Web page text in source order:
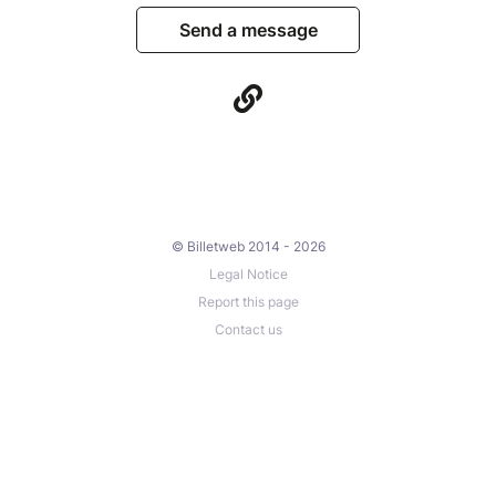
Send a message
© Billetweb 2014 - 2026
Legal Notice
Report this page
Contact us